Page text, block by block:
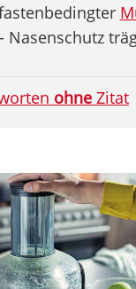
Nasenschutz
ohneZitat